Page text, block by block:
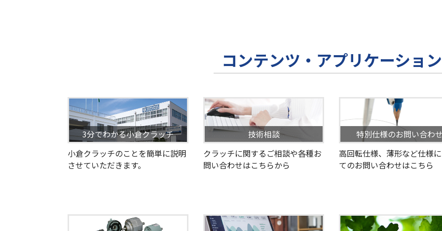
コンテンツ・アプリケーション
3分でわかる小倉クラッチ
小倉クラッチのことを簡単に説明
させていただきます。
技術相談
クラッチに関するご相談や各種お
問い合わせはこちらから
特別仕様のお問い合わ
高回転仕様、薄形など仕様
てのお問い合わせはこちら